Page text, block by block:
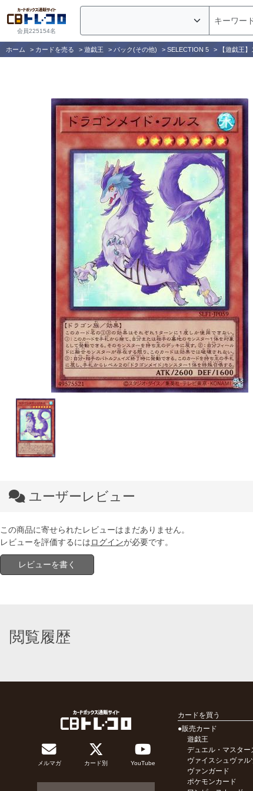
会員225154名
ホーム > カードを売る > 遊戯王 > パック(その他) > SELECTION 5 > 【遊戯王
ユーザーレビュー
この商品に寄せられたレビューはまだありません。
レビューを評価するにはログインが必要です。
レビューを書く
閲覧履歴
メルマガ カード別 YouTube
カードを買う
●販売カード
遊戯王
デュエル・マスター
ヴァイスシュヴァル
ヴァンガード
ポケモンカード